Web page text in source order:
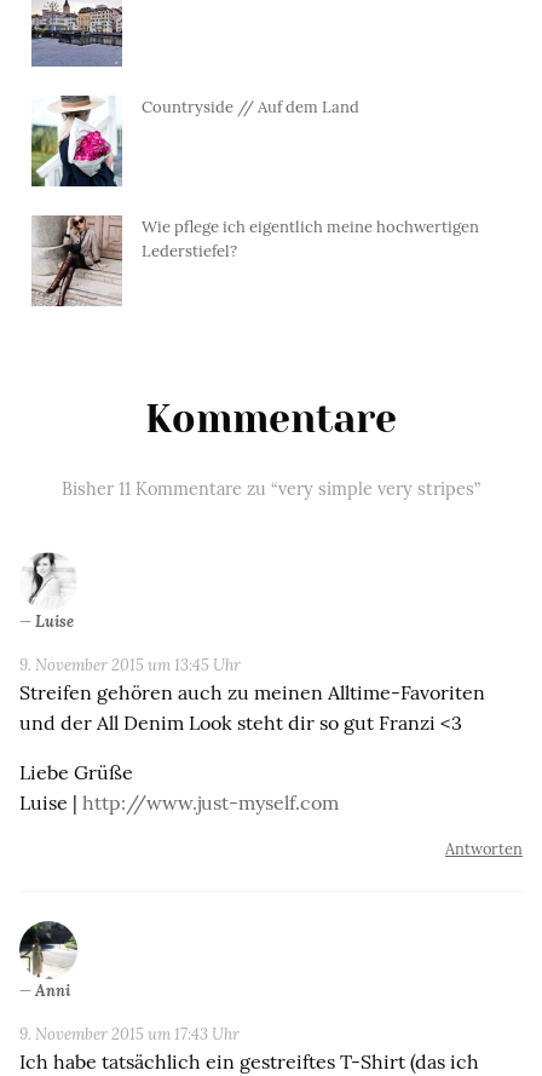
Countryside // Auf dem Land
Wie pflege ich eigentlich meine hochwertigen
Lederstiefel?
Kommentare
Bisher 11 Kommentare zu “very simple very stripes”
Luise
9. November 2015 um 13:45 Uhr
Streifen gehören auch zu meinen Alltime-Favoriten
und der All Denim Look steht dir so gut Franzi <3
Liebe Grüße
Luise | http://www.just-myself.com
Antworten
Anni
9. November 2015 um 17:43 Uhr
Ich habe tatsächlich ein gestreiftes T-Shirt (das ich